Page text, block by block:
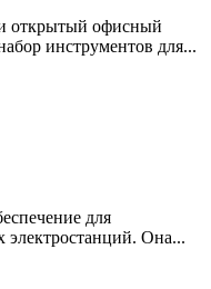
открытый офисный
инструментов для...
для
электростанций. Она...